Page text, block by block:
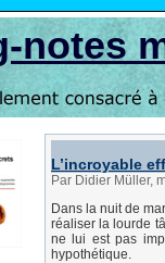
notes
L’incroyable
Par Didier Müller,
Dans la nuit de
réaliser la lourde
ne lui est pas
hypothétique.